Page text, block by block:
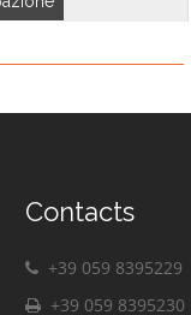
Contacts
+39 059 8395229
+39 059 8395230